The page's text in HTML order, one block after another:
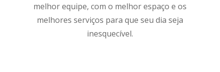
melhor equipe, com o melhor espaço e os
melhores serviços para que seu dia seja
inesquecível.